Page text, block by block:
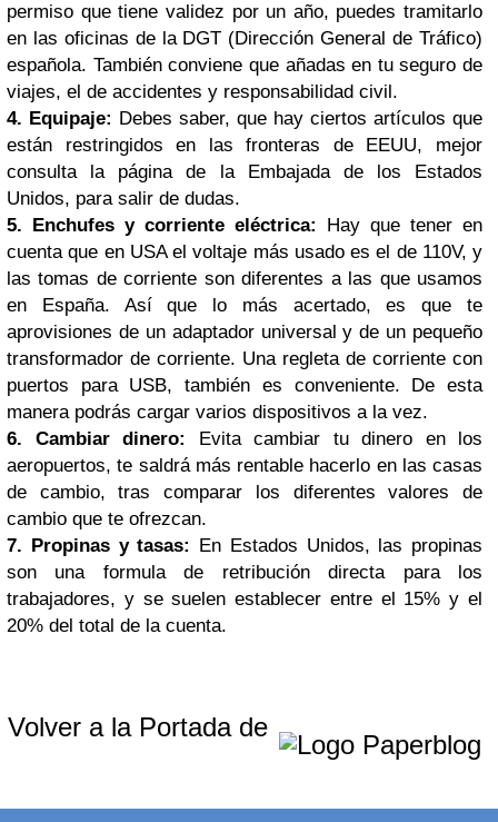
permiso que tiene validez por un año, puedes tramitarlo
en las oficinas de la DGT (Dirección General de Tráfico)
española. También conviene que añadas en tu seguro de
viajes, el de accidentes y responsabilidad civil.
4. Equipaje: Debes saber, que hay ciertos artículos que
están restringidos en las fronteras de EEUU, mejor
consulta la página de la Embajada de los Estados
Unidos, para salir de dudas.
5. Enchufes y corriente eléctrica:
Hay que tener en
cuenta que en USA el voltaje más usado es el de 110V, y
las tomas de corriente son diferentes a las que usamos
en España. Así que lo más acertado, es que te
aprovisiones de un adaptador universal y de un pequeño
transformador de corriente. Una regleta de corriente con
puertos para USB, también es conveniente. De esta
manera podrás cargar varios dispositivos a la vez.
6. Cambiar dinero:
Evita cambiar tu dinero en los
aeropuertos, te saldrá más rentable hacerlo en las casas
de cambio, tras comparar los diferentes valores de
cambio que te ofrezcan.
7. Propinas y tasas: En Estados Unidos, las propinas
son una formula de retribución directa para los
trabajadores, y se suelen establecer entre el 15% y el
20% del total de la cuenta.
Volver a la Portada de